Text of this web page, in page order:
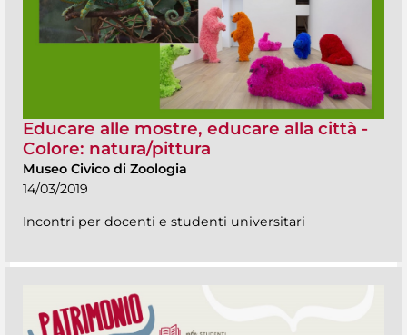
Educare alle mostre, educare alla città -
Colore: natura/pittura
Museo Civico di Zoologia
14/03/2019
Incontri per docenti e studenti universitari